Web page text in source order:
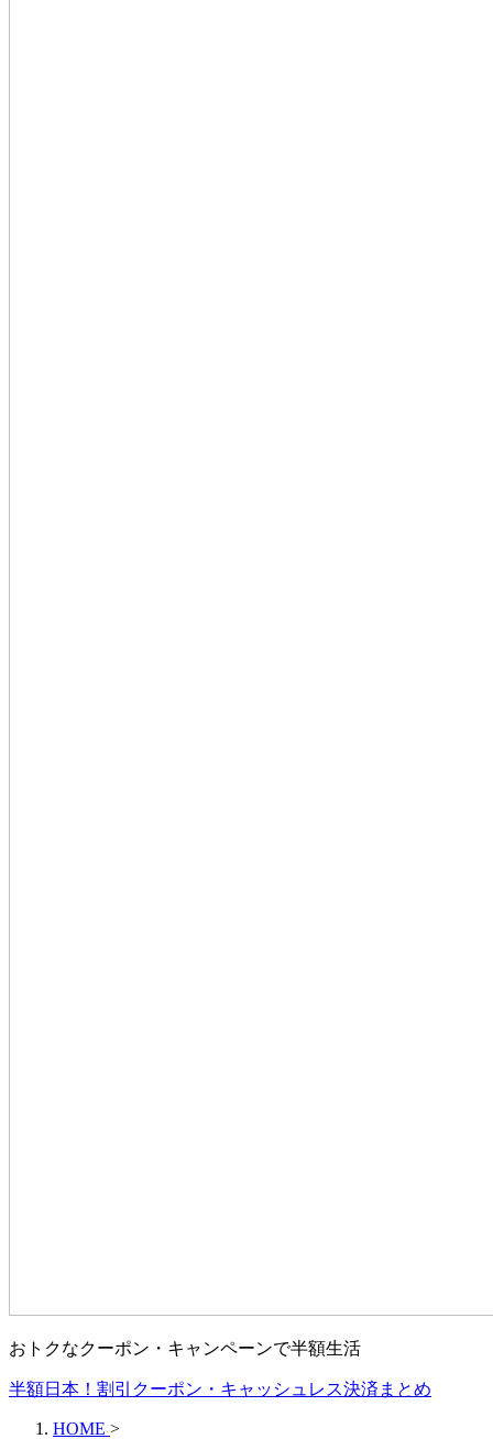
おトクなクーポン・キャンペーンで半額生活
半額日本！割引クーポン・キャッシュレス決済まとめ
HOME >